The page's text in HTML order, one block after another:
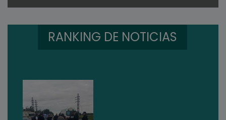
RANKING DE NOTICIAS